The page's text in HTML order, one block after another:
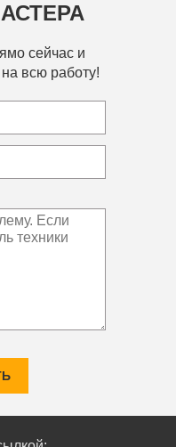
сейчас и
на всю работу!